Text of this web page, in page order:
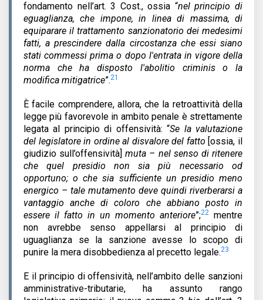
fondamento nell’art. 3 Cost., ossia “nel principio di
eguaglianza, che impone, in linea di massima, di
equiparare il trattamento sanzionatorio dei medesimi
fatti, a prescindere dalla circostanza che essi siano
stati commessi prima o dopo l'entrata in vigore della
norma che ha disposto l'abolitio criminis o la
modifica mitigatrice”.21
È facile comprendere, allora, che la retroattività della
legge più favorevole in ambito penale è strettamente
legata al principio di offensività: “Se la valutazione
del legislatore in ordine al disvalore del fatto [ossia, il
giudizio sull’offensività] muta – nel senso di ritenere
che quel presidio non sia più necessario od
opportuno; o che sia sufficiente un presidio meno
energico – tale mutamento deve quindi riverberarsi a
vantaggio anche di coloro che abbiano posto in
essere il fatto in un momento anteriore”;22 mentre
non avrebbe senso appellarsi al principio di
uguaglianza se la sanzione avesse lo scopo di
punire la mera disobbedienza al precetto legale.23
E il principio di offensività, nell’ambito delle sanzioni
amministrative-tributarie, ha assunto rango